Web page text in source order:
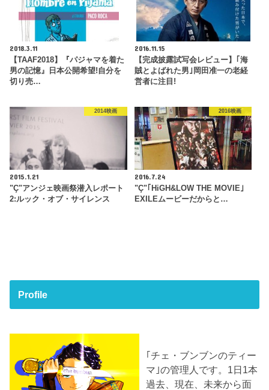
2018.3.11
【TAAF2018】『パジャマを着た
男の記憶』日本公開希望!自分を
切り売…
2016.11.15
【完成披露試写会レビュー】｢海
賊とよばれた男｣岡田准一の老経
営者に注目!
2014映画
2015.1.21
"Ç"アンジェ映画祭潜入レポート
2:ルック・オブ・サイレンス
2016映画
2016.7.24
"Ç"｢HiGH&LOW THE MOVIE｣
EXILEムービーだからと…
Profile
｢チェ・ブンブンのティー
マ｣の管理人です。1日1本
過去、現在、未来から面